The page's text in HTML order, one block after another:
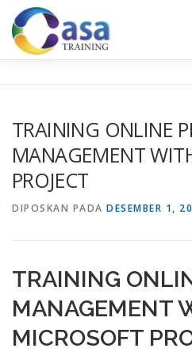
Lompat
konten
KONTAK KAMI
TRAINING ONLINE
MANAGEMENT
PROJECT
DIPOSKAN PADA DESEMBER 1,
TRAINING
MANAGEMENT
MICROSOFT